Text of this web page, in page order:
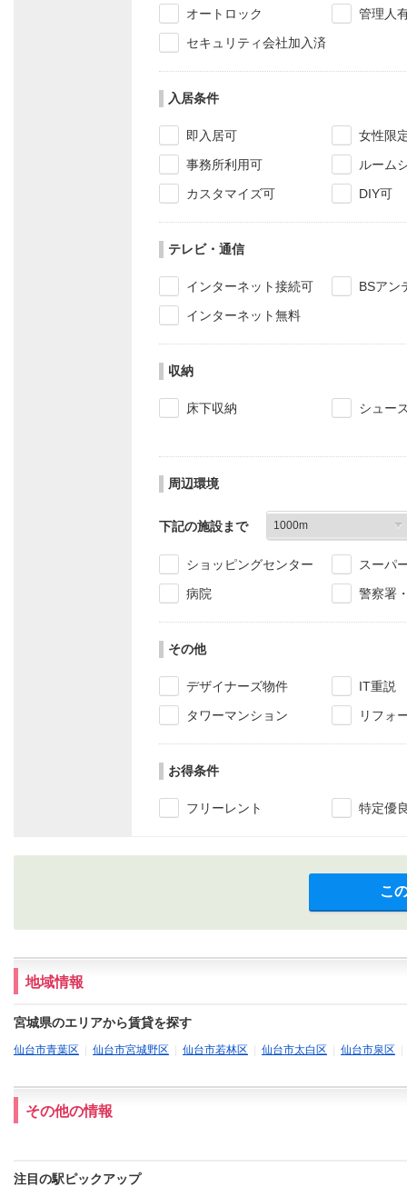
オートロック
管理人
セキュリティ会社加入済
入居条件
即入居可
女性限
事務所利用可
ルーム
カスタマイズ可
DIY可
テレビ・通信
インターネット接続可
BSアン
インターネット無料
収納
床下収納 シュー
周辺環境
下記の施設まで
ショッピングセンター
スーパ
病院
警察署
その他
デザイナーズ物件
IT重説
タワーマンション
リフォ
お得条件
フリーレント 特定優
こ
地域情報
宮城県のエリアから賃貸を探す
仙台市青葉区 仙台市宮城野区 仙台市若林区 仙台市太白区 仙台市泉区
その他の情報
注目の駅ピックアップ